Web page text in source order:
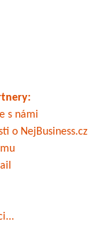
s námi
o NejBusiness.cz